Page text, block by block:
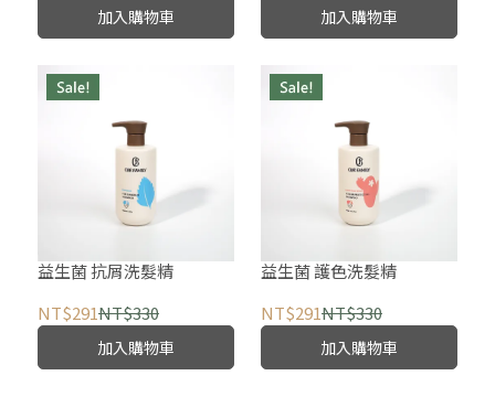
加入購物車 加入購物車
益生菌 抗屑洗髮精
NT$291NT$330
加入購物車
益生菌 護色洗髮精
NT$291NT$330
加入購物車